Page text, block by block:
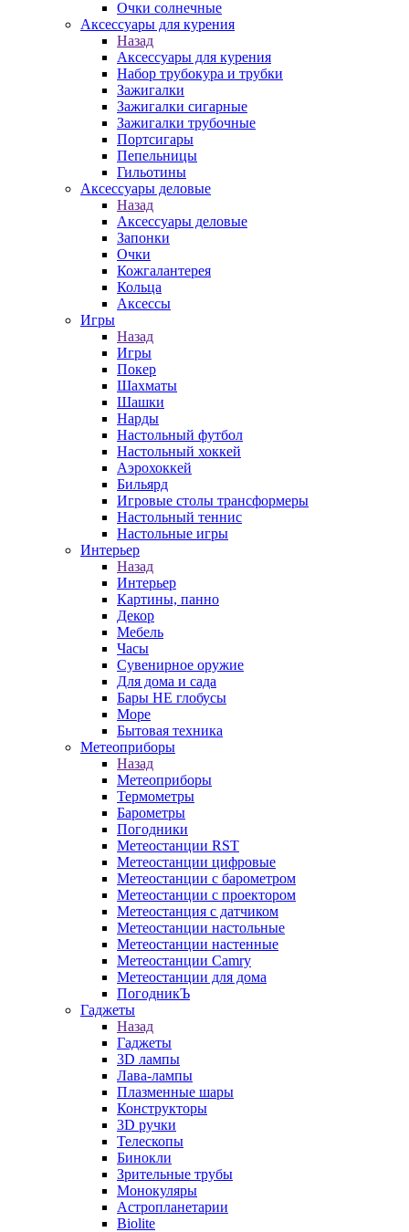
Очки солнечные
Аксессуары для курения
Назад
Аксессуары для курения
Набор трубокура и трубки
Зажигалки
Зажигалки сигарные
Зажигалки трубочные
Портсигары
Пепельницы
Гильотины
Аксессуары деловые
Назад
Аксессуары деловые
Запонки
Очки
Кожгалантерея
Кольца
Аксессы
Игры
Назад
Игры
Покер
Шахматы
Шашки
Нарды
Настольный футбол
Настольный хоккей
Аэрохоккей
Бильярд
Игровые столы трансформеры
Настольный теннис
Настольные игры
Интерьер
Назад
Интерьер
Картины, панно
Декор
Мебель
Часы
Сувенирное оружие
Для дома и сада
Бары НЕ глобусы
Море
Бытовая техника
Метеоприборы
Назад
Метеоприборы
Термометры
Барометры
Погодники
Метеостанции RST
Метеостанции цифровые
Метеостанции с барометром
Метеостанции с проектором
Метеостанция с датчиком
Метеостанции настольные
Метеостанции настенные
Метеостанции Camry
Метеостанции для дома
ПогодникЪ
Гаджеты
Назад
Гаджеты
3D лампы
Лава-лампы
Плазменные шары
Конструкторы
3D ручки
Телескопы
Бинокли
Зрительные трубы
Монокуляры
Астропланетарии
Biolite